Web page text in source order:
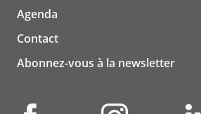
Agenda
Contact
Abonnez-vous à la newsletter